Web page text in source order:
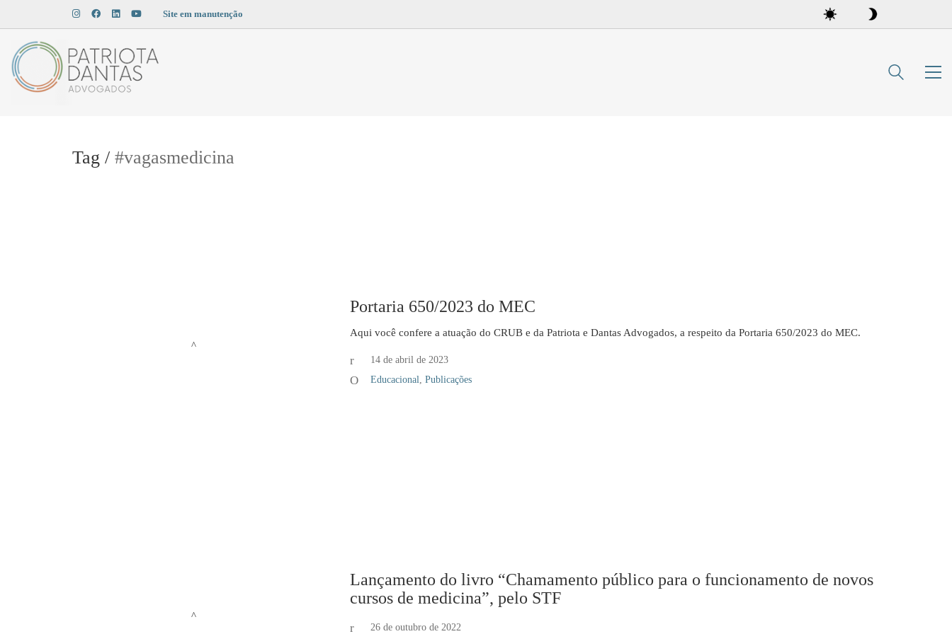
Site em manutenção
Tag / #vagasmedicina
Portaria 650/2023 do MEC
Aqui você confere a atuação do CRUB e da Patriota e Dantas Advogados, a respeito da Portaria 650/2023 do MEC.
14 de abril de 2023
Educacional, Publicações
Lançamento do livro “Chamamento público para o funcionamento de novos
cursos de medicina”, pelo STF
26 de outubro de 2022